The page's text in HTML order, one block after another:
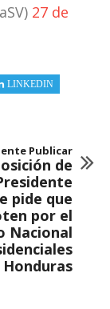
27 de
LINKEDIN
Publicar
de
pide que
por el
Nacional
Honduras